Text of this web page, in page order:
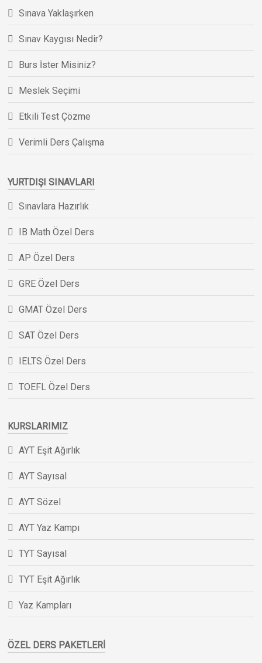
Sınava Yaklaşırken
Sınav Kaygısı Nedir?
Burs İster Misiniz?
Meslek Seçimi
Etkili Test Çözme
Verimli Ders Çalışma
YURTDIŞI SINAVLARI
Sınavlara Hazırlık
IB Math Özel Ders
AP Özel Ders
GRE Özel Ders
GMAT Özel Ders
SAT Özel Ders
IELTS Özel Ders
TOEFL Özel Ders
KURSLARIMIZ
AYT Eşit Ağırlık
AYT Sayısal
AYT Sözel
AYT Yaz Kampı
TYT Sayısal
TYT Eşit Ağırlık
Yaz Kampları
ÖZEL DERS PAKETLERI